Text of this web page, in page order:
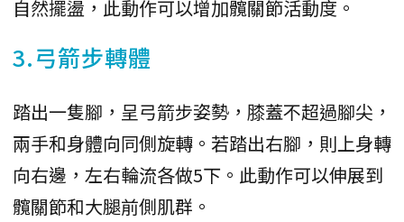
自然擺盪，此動作可以增加髖關節活動度。
3.弓箭步轉體
踏出一隻腳，呈弓箭步姿勢，膝蓋不超過腳尖，
兩手和身體向同側旋轉。若踏出右腳，則上身轉
向右邊，左右輪流各做5下。此動作可以伸展到
髖關節和大腿前側肌群。